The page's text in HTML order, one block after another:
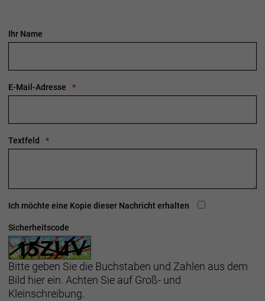
Ihr Name
E-Mail-Adresse
Textfeld
Ich möchte eine Kopie dieser Nachricht erhalten
Sicherheitscode
Bitte geben Sie die Buchstaben und Zahlen aus dem
Bild hier ein. Achten Sie auf Groß- und
Kleinschreibung.